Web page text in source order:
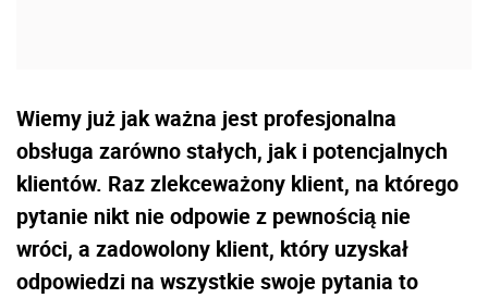
Wiemy już jak ważna jest profesjonalna
obsługa zarówno stałych, jak i potencjalnych
klientów. Raz zlekceważony klient, na którego
pytanie nikt nie odpowie z pewnością nie
wróci, a zadowolony klient, który uzyskał
odpowiedzi na wszystkie swoje pytania to